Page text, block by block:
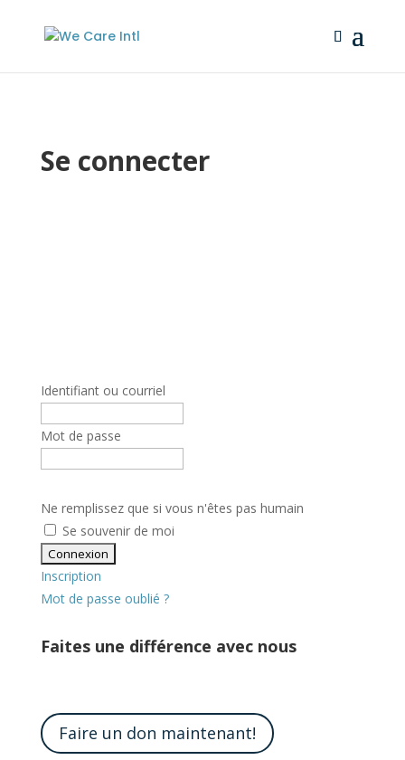
Se connecter
Identifiant ou courriel
Mot de passe
Ne remplissez que si vous n'êtes pas humain
Se souvenir de moi
Inscription
Mot de passe oublié ?
Faites une différence avec nous
Faire un don maintenant!